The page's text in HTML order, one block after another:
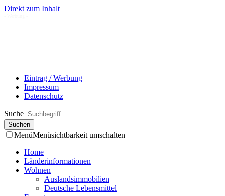
Direkt zum Inhalt
Eintrag / Werbung
Impressum
Datenschutz
Suche
MenüMenüsichtbarkeit umschalten
Home
Länderinformationen
Wohnen
Auslandsimmobilien
Deutsche Lebensmittel